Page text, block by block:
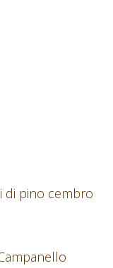
di pino cembro